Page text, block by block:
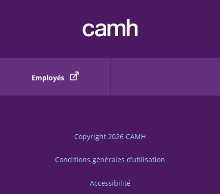
Employés
Copyright 2026 CAMH
Conditions générales d’utilisation
Accessibilité